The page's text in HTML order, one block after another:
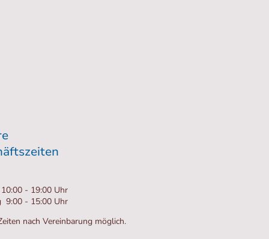
- 19:00 Uhr
9:00 - 15:00 Uhr
nach Vereinbarung möglich.